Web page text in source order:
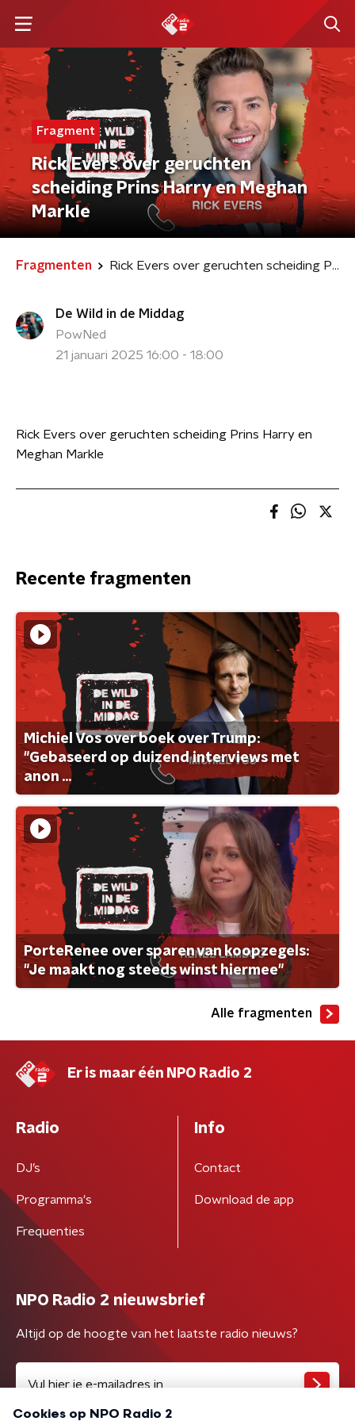
Fragment
Rick Evers over geruchten
scheiding Prins Harry en Meghan
Markle
Fragmenten Rick Evers over geruchten scheiding Prins Harry en Meghan Markle
De Wild in de Middag
PowNed
21 januari 2025 16:00 - 18:00
Rick Evers over geruchten scheiding Prins Harry en
Meghan Markle
Recente fragmenten
Michiel Vos over boek over Trump:
"Gebaseerd op duizend interviews met
anon ...
PorteRenee over sparen van koopzegels:
"Je maakt nog steeds winst hiermee"
Alle fragmenten
Er is maar één NPO Radio 2
Radio
DJ’s
Programma's
Frequenties
Info
Contact
Download de app
NPO Radio 2 nieuwsbrief
Altijd op de hoogte van het laatste radio nieuws?